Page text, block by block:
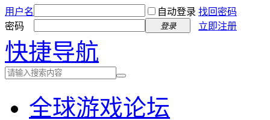
用户名 自动登录 找回密码
密码
登录 立即注册
快捷导航
全球游戏论坛